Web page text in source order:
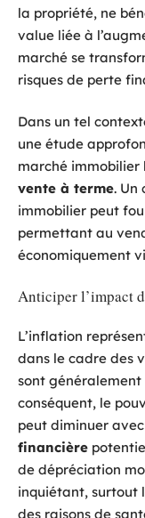
la propriété, ne
value liée à
marché se
risques de perte
Dans un tel
une étude
marché immobilier
vente à terme. Un
immobilier peut
permettant au
économiquement
Anticiper l’impact
L’inflation
dans le cadre des
sont généralement
conséquent, le
peut diminuer
financière
de dépréciation
inquiétant, surtout
des raisons de